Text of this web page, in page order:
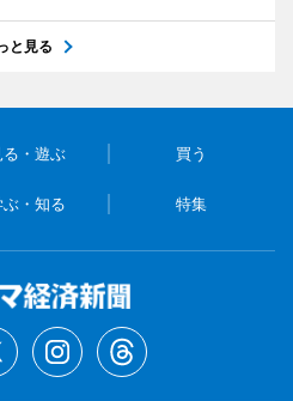
と見る
る・遊ぶ 買う
ぶ・知る 特集